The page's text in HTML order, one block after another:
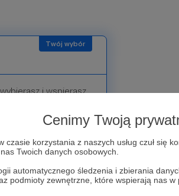
Cenimy Twoją
czasie korzystania z naszych usług czuł się
Twoich danych osobowych.
automatycznego śledzenia i zbierania
podmioty zewnętrzne, które wspierają nas w
i wspierasz